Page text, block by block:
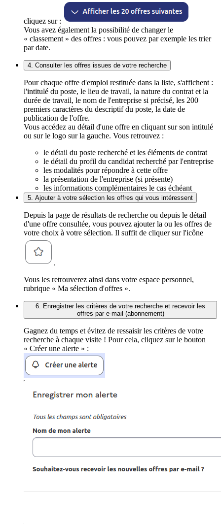
cliquez sur :
Vous avez également la possibilité de changer le
« classement » des offres : vous pouvez par exemple les trier
par date.
4. Consulter les offres issues de votre recherche
Pour chaque offre d'emploi restituée dans la liste, s'affichent :
l'intitulé du poste, le lieu de travail, la nature du contrat et la
durée de travail, le nom de l'entreprise si précisé, les 200
premiers caractères du descriptif du poste, la date de
publication de l'offre.
Vous accédez au détail d'une offre en cliquant sur son intitulé
ou sur le logo sur la gauche. Vous retrouvez :
le détail du poste recherché et les éléments de contrat
le détail du profil du candidat recherché par l'entreprise
les modalités pour répondre à cette offre
la présentation de l'entreprise (si présente)
les informations complémentaires le cas échéant
5. Ajouter à votre sélection les offres qui vous intéressent
Depuis la page de résultats de recherche ou depuis le détail
d'une offre consultée, vous pouvez ajouter la ou les offres de
votre choix à votre sélection. Il suffit de cliquer sur l'icône
.
Vous les retrouverez ainsi dans votre espace personnel,
rubrique « Ma sélection d'offres ».
6. Enregistrer les critères de votre recherche et recevoir les
offres par e-mail (abonnement)
Gagnez du temps et évitez de ressaisir les critères de votre
recherche à chaque visite ! Pour cela, cliquez sur le bouton
« Créer une alerte » :